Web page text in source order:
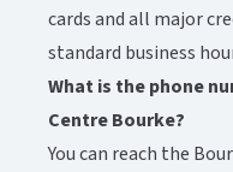
cards and all major
standard business hours.​​​​‌
What is the phone
Centre Bourke?​​​​‌ ‍ ​‍​‍‌‍ ‌ ​‍‌‍‍‌‌‍‌ ‌‍‍‌‌‍ ‍​‍​‍​ ‍‍​‍​‍‌ ​ ‌‍​‌‌‍ ‍‌‍‍‌‌ ‌​‌ ‍‌​‍ ‍‌‍‍‌‌‍ ​‍​‍​‍ ​​‍​‍‌‍‍​‌ ​‍‌‍‌‌‌‍‌‍​‍​‍​ ‍‍​‍​‍‌‍‍​‌ ‌​‌ ‌​‌ ​​‌ ​ ​ ‍‍​‍ ​‍ ‌‍ ​‌‍‍‌‌‍​‍‌‍‌‌‌ ​‍‌ ‌​‌ ‍‌​‍ ‌‌ ​ ‌ ‌​‌ ‌‌‌‍‌​‌‍‍‌‌‍ ​‍ ‍‌ ‌‍‌‍‌‌‌ ​‍‌‍​ ‌‍‌‌‌‍ ​​‍ ‍‌‍​‌‌ ​​‌ ​​​‍ ‌‍‍‌‌‍ ‍‌ ‌​‌‍‌‌‌‍ ‍‌ ‌​​‍ ‌‍‌‌‌‍‌​‌‍‍‌‌ ‌​​‍ ‌‍ ‌‌‍ ‌‍‌​‌‍‌‌​ ‌‌ ​​‌ ​‍‌‍‌‌‌ ​ ‌‍‌‌‌‍ ‍‌ ‌​‌‍​‌‌ ‌​‌‍‍‌‌‍ ‌‍ ‍​ ‍ ‌‍‍‌‌‍‌​​ ‌‌‍​‌​ ‍​‌‍​‍‌‍‌‌‌‍​‌​ ​‍‌‍​ ​ ‍‌​‍ ‌‌‍‌​​ ‌‌​ ‌‌​ ‌​​‍ ‌​ ‌​​ ‌‍​ ‍​‌‍‌‍​‍ ‌‌‍​‌‌‍​‌​ ‌‍​ ‍​​‍ ‌​ ‌‍‌‍​ ‌‍‌‌​ ​ ​ ‌‌​ ‌‌‌‍​‍‌‍​‍​ ‌​​ ‌‍‌‍​‌‌‍​‌​ ‍ ‌ ‌​‌ ‍‌‌ ​​‌‍‌‌​ ‌‌‍​‌‌ ​‍‌ ‌​‌‍‍‌‌‍​ ‌‍ ​‌‍‌‌​ ‍ ‌ ​​‌‍​‌‌ ‌​‌‍‍​​ ‌‌‍​ ‌‍ ‌‍ ‍‌ ‌​‌‍‌‌‌‍ ‍‌ ‌​‌​ ‌‌‍​‌‌ ‌​‌ ​‍‌‍‍‌‌ ‍​​‍‌‌​ ‌‌‌​​‍‌‌ ‌‍‍ ‌‍‌‌‌ ‍‌​‍‌‌​ ​ ‌​‌​​‍‌‌​ ​ ‌​‌​​‍‌‌​ ​‍​ ​‍​ ‌‍​ ​​​ ‌‌‌‍‌‍​ ​​‌‍​‌‌‍​‌​ ‌‌‌‍​‌​ ​ ​ ‌​​ ​‌​‍‌‌​ ​‍​ ​‍​‍‌‌​ ‌‌‌​‌​​‍ ‍‌‍​ ‌‍ ‌‍ ‍‌ ‌​‌‍‌‌‌‍ ‍‌ ‌​​‍‌‌​ ‌‌‌​​‍‌‌ ‌‍‍ ‌‍‌‌‌ ‍‌​‍‌‌​ ​ ‌​‌​​‍‌‌​ ​ ‌​‌​​‍‌‌​ ​‍​ ​‍​ ‌‍‌‍‌‌‌‍‌​​ ‌‌‌‍​ ​ ​‍‌‍​‌​ ‌ ‌‍​ ​ ‌ ​ ​ ‌‍‌‌​‍‌‌​ ​‍​ ​‍​‍‌‌​ ‌‌‌​‌​​‍ ‍‌‍​ ‌‍‍​‌‍‍‌‌‍ ​‌‍‌​‌ ​‍‌‍‌‌‌‍ ‍​‍‌‌​ ‌‌‌​​‍‌‌ ‌‍‍ ‌‍‌‌‌ ‍‌​‍‌‌​ ​ ‌​‌​​‍‌‌​ ​ ‌​‌​​‍‌‌​ ​‍​ ​‍​ ‌‍‌‍‌‌​ ‍​​ ‍‌​ ‌ ​ ​​‌‍​ ​ ‌ ‌‍‌​​ ‌ ​ ‌ ‌‍‌‌​‍‌‌​ ​‍​ ​‍​‍‌‌​ ‌‌‌​‌​​‍ ‍‌ ‌​‌‍‌‌‌ ‍​‌ ‌​​ ‌‍​‍‌‍​‌‌ ​ ‌‍‌‌‌‌‌‌‌ ​‍‌‍ ​​ ‌‌‍‍​‌ ‌​‌ ‌​‌ ​​‌ ​ ​‍‌‌​ ​ ‌​​‌​‍‌‌​ ​‍‌​‌‍​‍‌‌​ ​‍‌​‌‍‌‍ ​‌‍‍‌‌‍​‍‌‍‌‌‌ ​‍‌ ‌​‌ ‍‌​‍ ‌‌ ​ ‌ ‌​‌ ‌‌‌‍‌​‌‍‍‌‌‍ ​‍ ‍‌ ‌‍‌‍‌‌‌ ​‍‌‍​ ‌‍‌‌‌‍ ​​‍ ‍‌‍​‌‌ ​​‌ ​​​‍‌‍‌‍‍‌‌‍‌​​ ‌‌‍​‌​ ‍​‌‍​‍‌‍‌‌‌‍​‌​ ​‍‌‍​ ​ ‍‌​‍ ‌‌‍‌​​ ‌‌​ ‌‌​ ‌​​‍ ‌​ ‌​​ ‌‍​ ‍​‌‍‌‍​‍ ‌‌‍​‌‌‍​‌​ ‌‍​ ‍​​‍ ‌​ ‌‍‌‍​ ‌‍‌‌​ ​ ​ ‌‌​ ‌‌‌‍​‍‌‍​‍​ ‌​​ ‌‍‌‍​‌‌‍​‌​‍‌‍‌ ‌​‌ ‍‌‌ ​​‌‍‌‌​ ‌‌‍​‌‌ ​‍‌ ‌​‌‍‍‌‌‍​ ‌‍ ​‌‍‌‌​‍‌‍‌ ​​‌‍​‌‌ ‌​‌‍‍​​ ‌‌‍​ ‌‍ ‌‍ ‍‌ ‌​‌‍‌‌‌‍ ‍‌ ‌​‌​ ‌‌‍​‌‌ ‌​‌ ​‍‌‍‍‌‌ ‍​​‍‌‌​ ‌‌‌​​‍‌‌ ‌‍‍ ‌‍‌‌‌ ‍‌​‍‌‌​ ​ ‌​‌​​‍‌‌​ ​ ‌​‌​​‍‌‌​ ​‍​ ​‍​ ‌‍​ ​​​ ‌‌‌‍‌‍​ ​​‌‍​‌‌‍​‌​ ‌‌‌‍​‌​ ​ ​ ‌​​ ​‌​‍‌‌​ ​‍​ ​‍​‍‌‌​ ‌‌‌​‌​​‍ ‍‌‍​ ‌‍ ‌‍ ‍‌ ‌​‌‍‌‌‌‍ ‍‌ ‌​​‍‌‌​ ‌‌‌​​‍‌‌ ‌‍‍ ‌‍‌‌‌ ‍‌​‍‌‌​ ​ ‌​‌​​‍‌‌​ ​ ‌​‌​​‍‌‌​ ​‍​ ​‍​ ‌‍‌‍‌‌‌‍‌​​ ‌‌‌‍​ ​ ​‍‌‍​‌​ ‌ ‌‍​ ​ ‌ ​ ​ ‌‍‌‌​‍‌‌​ ​‍​ ​‍​‍‌‌​ ‌‌‌​‌​​‍ ‍‌‍​ ‌‍‍​‌‍‍‌‌‍ ​‌‍‌​‌ ​‍‌‍‌‌‌‍ ‍​‍‌‌​ ‌‌‌​​‍‌‌ ‌‍‍ ‌‍‌‌‌ ‍‌​‍‌‌​ ​ ‌​‌​​‍‌‌​ ​ ‌​‌​​‍‌‌​ ​‍​ ​‍​ ‌‍‌‍‌‌​ ‍​​ ‍‌​ ‌ ​ ​​‌‍​ ​ ‌ ‌‍‌​​ ‌ ​ ‌ ‌‍‌‌​‍‌‌​ ​‍​ ​‍​‍‌‌​ ‌‌‌​‌​​‍ ‍‌ ‌​‌‍‌‌‌ ‍​‌ ‌​​‍‌‍‌ ​​‌‍‌‌‌ ​‍‌ ​ ‌ ​​‌‍‌‌‌‍​ ‌ ‌​‌‍‍‌‌ ‌‍‌‍‌‌​ ‌‌ ​​‌ ‌‌‌‍​‍‌‍ ​‌‍‍‌‌ ​ ‌‍‍​‌‍‌‌‌‍‌​​‍​‍‌ ‌
You can reach the